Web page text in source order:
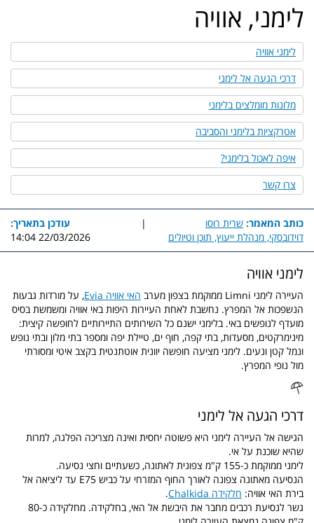
לימני, אוויה
לימני אוויה
דרכי הגעה אל לימני
מלונות מומלצים בלימני
אטרקציות בלימני והסביבה
איפה לאכול בלימני?
צרו קשר
כותב המאמר: שרית רוסו
דוידובסקי, מנהלת ייעוץ, תוכן וטיולים
|
עודכן בתאריך:
22/03/2026 14:04
לימני אוויה
העיירה לימני Limni ממוקמת בצפון מערב האי אוויה Evia
, על מורדות גבעות
הנשפכות אל המפרץ. נחשבת לאחת העיירות היפות באי אוויה ומשמשת בסיס
מועדף לנופשים באי. בלימני ישנם כל השירותים התיירותיים לחופשה קיצית:
מינימרקטים, מסעדות, בתי קפה, חוף ים, טיילת יפה ומספר בתי מלון ובתי נופש
ונמל קטן ונעים. לימני מציעה חופשה יוונית אוטתנטית בקצב איטי ומסורתי
מול נופי המפרץ.
דרכי הגעה אל לימני
הגישה אל העיירה לימני היא פשוטה יחסית ואינה מצריכה הפלגה, למרות
שהיא שוכנת על אי.
לימני ממוקמת כ-155 ק"מ צפונית לאתונה, כשעתיים וחצי נסיעה.
הנסיעה מאתונה צפונה לאורך החוף המזרחי על כביש E75 עד ליציאה אל
בירת האי אוויה: חלקידה Chalkida
.
גשר לנסיעת רכבים מחבר את היבשת אל האי, בחלקידה. מחלקידה כ-80